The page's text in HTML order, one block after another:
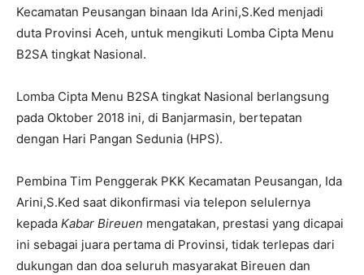
Kecamatan Peusangan binaan Ida Arini,S.Ked menjadi
duta Provinsi Aceh, untuk mengikuti Lomba Cipta Menu
B2SA tingkat Nasional.
Lomba Cipta Menu B2SA tingkat Nasional berlangsung
pada Oktober 2018 ini, di Banjarmasin, bertepatan
dengan Hari Pangan Sedunia (HPS).
Pembina Tim Penggerak PKK Kecamatan Peusangan, Ida
Arini,S.Ked saat dikonfirmasi via telepon selulernya
kepada Kabar Bireuen mengatakan, prestasi yang dicapai
ini sebagai juara pertama di Provinsi, tidak terlepas dari
dukungan dan doa seluruh masyarakat Bireuen dan